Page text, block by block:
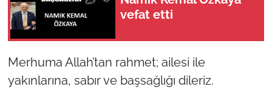
vefat etti
Merhuma Allah’tan rahmet; ailesi ile
yakınlarına, sabır ve başsağlığı dileriz.
Bölge
Genel